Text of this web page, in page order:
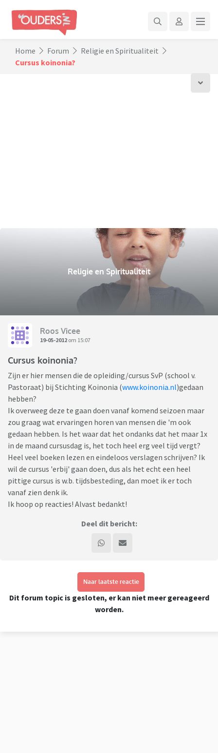
Home Forum
Religie en Spiritualiteit
Cursus koinonia?
Religie en Spiritualiteit
Roos Vicee
19-05-2012 om 15:07
Cursus koinonia?
Zijn er hier mensen die de opleiding/cursus SvP (school v.
Pastoraat) bij Stichting Koinonia (www.koinonia.nl)gedaan
hebben?
Ik overweeg deze te gaan doen vanaf komend seizoen maar
zou graag wat ervaringen horen van mensen die 'm ook
gedaan hebben. Is het waar dat het ondanks dat het maar 1x
in de maand cursusdag is, het toch heel erg veel tijd vergt?
Heel veel boeken lezen en eindeloos verslagen schrijven? Ik
wil de cursus 'erbij' gaan doen, dus als het echt een heel
pittige cursus is w.b. tijdsbesteding, dan moet ik er toch
vanaf zien denk ik.
Ik hoop op reacties! Alvast bedankt!
Deel dit bericht:
Naar laatste reactie
Dit forum topic is gesloten, er kan niet meer gereageerd
worden.